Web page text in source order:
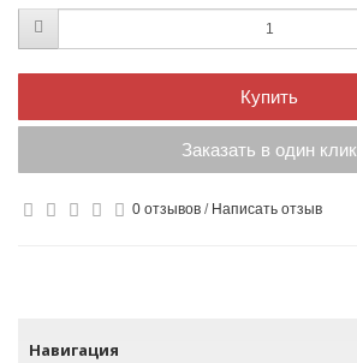
Купить
Заказать в один клик
0 отзывов / Написать отзыв
Навигация